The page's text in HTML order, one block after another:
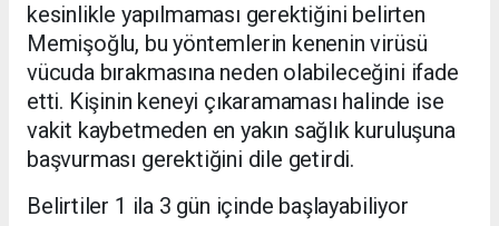
kesinlikle yapılmaması gerektiğini belirten
Memişoğlu, bu yöntemlerin kenenin virüsü
vücuda bırakmasına neden olabileceğini ifade
etti. Kişinin keneyi çıkaramaması halinde ise
vakit kaybetmeden en yakın sağlık kuruluşuna
başvurması gerektiğini dile getirdi.
Belirtiler 1 ila 3 gün içinde başlayabiliyor